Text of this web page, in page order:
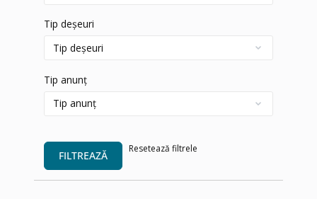
Tip deșeuri
Tip anunț
FILTREAZĂ
Resetează filtrele